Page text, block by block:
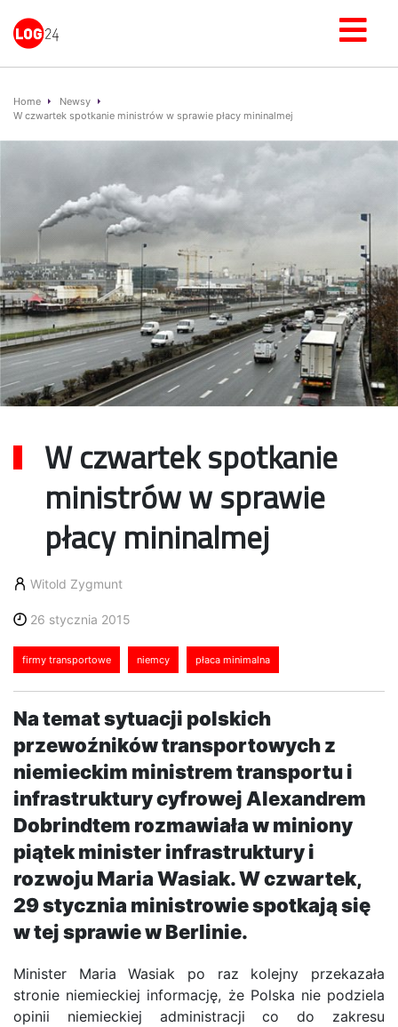
Home
Newsy
W czwartek spotkanie ministrów w sprawie płacy mininalmej
W czwartek spotkanie
ministrów w sprawie
płacy mininalmej
Witold Zygmunt
26 stycznia 2015
firmy transportowe niemcy płaca minimalna
Na temat sytuacji polskich
przewoźników transportowych z
niemieckim ministrem transportu i
infrastruktury cyfrowej Alexandrem
Dobrindtem rozmawiała w miniony
piątek minister infrastruktury i
rozwoju Maria Wasiak. W czwartek,
29 stycznia ministrowie spotkają się
w tej sprawie w Berlinie.
Minister Maria Wasiak po raz kolejny przekazała
stronie niemieckiej informację, że Polska nie podziela
opinii niemieckiej administracji co do zakresu